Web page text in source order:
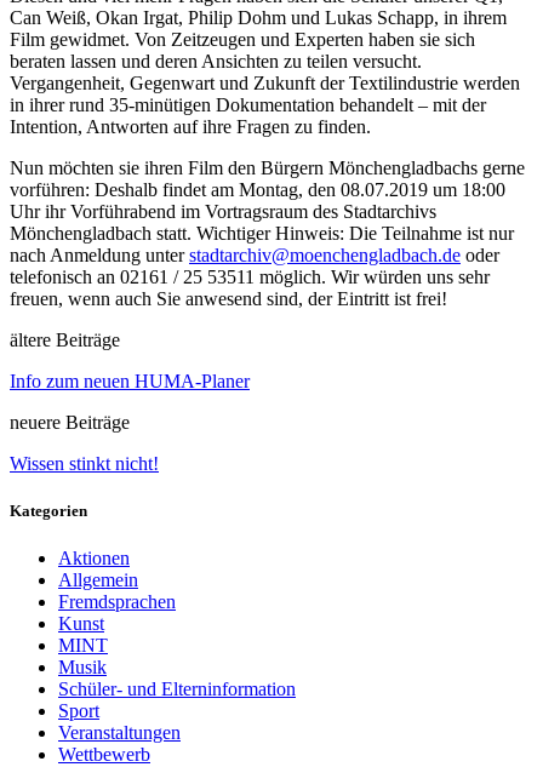
Can Weiß, Okan Irgat, Philip Dohm und Lukas Schapp, in ihrem
Film gewidmet. Von Zeitzeugen und Experten haben sie sich
beraten lassen und deren Ansichten zu teilen versucht.
Vergangenheit, Gegenwart und Zukunft der Textilindustrie werden
in ihrer rund 35-minütigen Dokumentation behandelt – mit der
Intention, Antworten auf ihre Fragen zu finden.
Nun möchten sie ihren Film den Bürgern Mönchengladbachs gerne
vorführen: Deshalb findet am Montag, den 08.07.2019 um 18:00
Uhr ihr Vorführabend im Vortragsraum des Stadtarchivs
Mönchengladbach statt. Wichtiger Hinweis: Die Teilnahme ist nur
nach Anmeldung unterstadtarchiv@moenchengladbach.de oder
telefonisch an 02161 / 25 53511 möglich. Wir würden uns sehr
freuen, wenn auch Sie anwesend sind, der Eintritt ist frei!
ältere Beiträge
Info zum neuen HUMA-Planer
neuere Beiträge
Wissen stinkt nicht!
Kategorien
Aktionen
Allgemein
Fremdsprachen
Kunst
MINT
Musik
Schüler- und Elterninformation
Sport
Veranstaltungen
Wettbewerb